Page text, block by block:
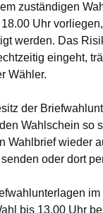
zuständigen
Uhr
werden. Das
eingeht,
Wähler.
der
Wahlschein so
Wahlbrief wieder
oder dort
bis 13.00 Uhr